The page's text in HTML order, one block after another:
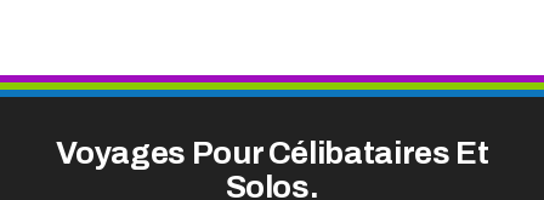
Voyages Pour Célibataires Et
Solos.